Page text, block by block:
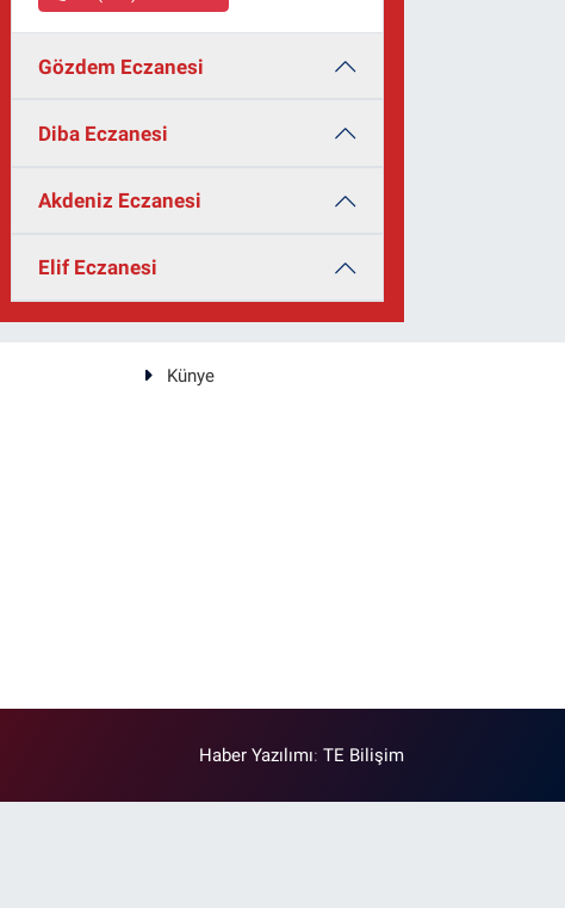
Gözdem Eczanesi
Diba Eczanesi
Akdeniz Eczanesi
Elif Eczanesi
Künye
Haber Yazılımı:TE Bilişim